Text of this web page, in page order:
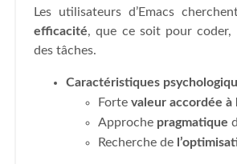
Les utilisateurs d’Emacs
efficacité, que ce soit pour coder,
des tâches.
Caractéristiques
Forte valeur accordée
Approche pragmatique
Recherche de